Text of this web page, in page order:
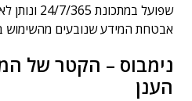
שפועל
אבטחת המידע שנובעים מהשימוש
נימבוס – הקטר של
הענן